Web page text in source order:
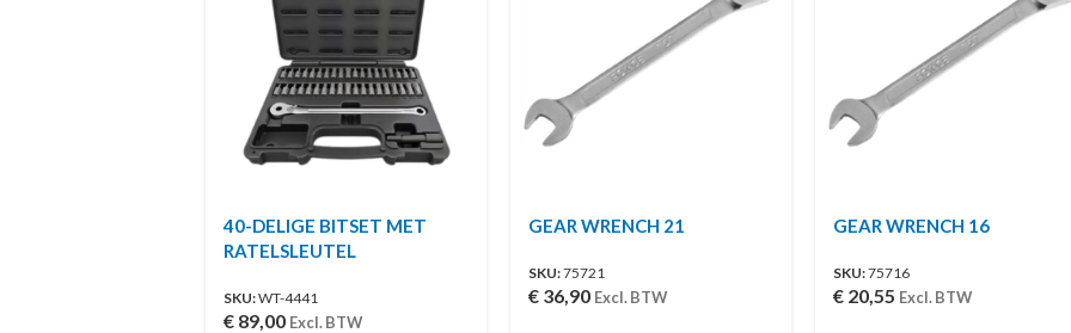
40-DELIGE BITSET MET
RATELSLEUTEL
SKU:WT-4441
€ 89,00 Excl. BTW
GEAR WRENCH 21
SKU:75721
€ 36,90 Excl. BTW
GEAR WRENCH 16
SKU:75716
€ 20,55 Excl. BTW